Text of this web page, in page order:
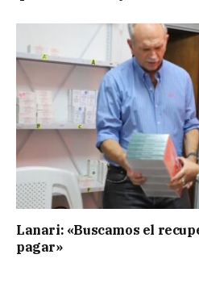
Lanari: «Buscamos el
pagar»